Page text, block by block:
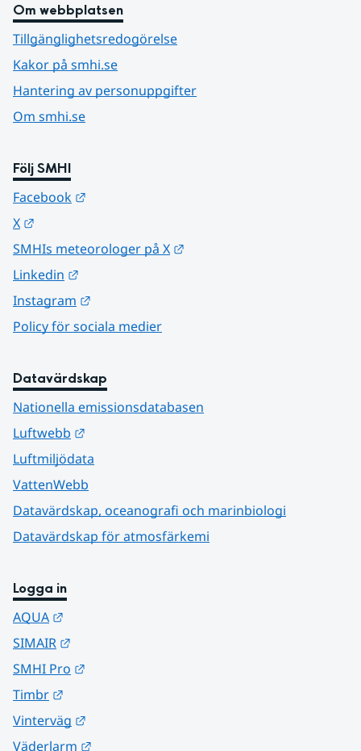
Om webbplatsen
Tillgänglighetsredogörelse
Kakor på smhi.se
Hantering av personuppgifter
Om smhi.se
Följ SMHI
Facebook
X
SMHIs meteorologer på X
Linkedin
Instagram
Policy för sociala medier
Datavärdskap
Nationella emissionsdatabasen
Luftwebb
Luftmiljödata
VattenWebb
Datavärdskap, oceanografi och marinbiologi
Datavärdskap för atmosfärkemi
Logga in
AQUA
SIMAIR
SMHI Pro
Timbr
Vinterväg
Väderlarm